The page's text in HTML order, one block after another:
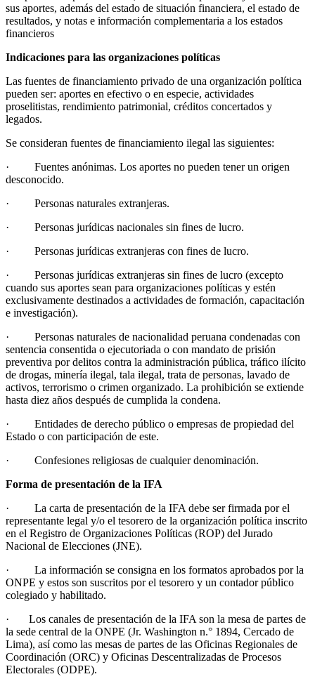
sus aportes, además del estado de situación financiera, el estado de
resultados, y notas e información complementaria a los estados
financieros
Indicaciones para las organizaciones políticas
Las fuentes de financiamiento privado de una organización política
pueden ser: aportes en efectivo o en especie, actividades
proselitistas, rendimiento patrimonial, créditos concertados y
legados.
Se consideran fuentes de financiamiento ilegal las siguientes:
· Fuentes anónimas. Los aportes no pueden tener un origen
desconocido.
· Personas naturales extranjeras.
· Personas jurídicas nacionales sin fines de lucro.
· Personas jurídicas extranjeras con fines de lucro.
· Personas jurídicas extranjeras sin fines de lucro (excepto
cuando sus aportes sean para organizaciones políticas y estén
exclusivamente destinados a actividades de formación, capacitación
e investigación).
· Personas naturales de nacionalidad peruana condenadas con
sentencia consentida o ejecutoriada o con mandato de prisión
preventiva por delitos contra la administración pública, tráfico ilícito
de drogas, minería ilegal, tala ilegal, trata de personas, lavado de
activos, terrorismo o crimen organizado. La prohibición se extiende
hasta diez años después de cumplida la condena.
· Entidades de derecho público o empresas de propiedad del
Estado o con participación de este.
· Confesiones religiosas de cualquier denominación.
Forma de presentación de la IFA
· La carta de presentación de la IFA debe ser firmada por el
representante legal y/o el tesorero de la organización política inscrito
en el Registro de Organizaciones Políticas (ROP) del Jurado
Nacional de Elecciones (JNE).
· La información se consigna en los formatos aprobados por la
ONPE y estos son suscritos por el tesorero y un contador público
colegiado y habilitado.
· Los canales de presentación de la IFA son la mesa de partes de
la sede central de la ONPE (Jr. Washington n.° 1894, Cercado de
Lima), así como las mesas de partes de las Oficinas Regionales de
Coordinación (ORC) y Oficinas Descentralizadas de Procesos
Electorales (ODPE).